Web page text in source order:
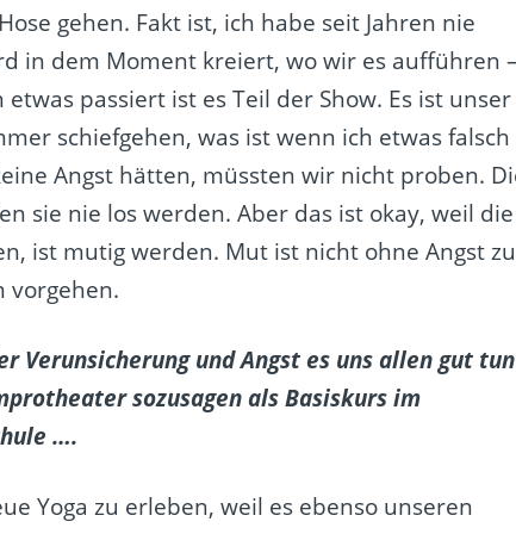
gehen. Fakt ist, ich habe seit Jahren nie
in dem Moment kreiert, wo wir es aufführen –
passiert ist es Teil der Show. Es ist unser
schiefgehen, was ist wenn ich etwas falsch
Angst hätten, müssten wir nicht proben.
sie nie los werden. Aber das ist okay, weil die
ist mutig werden. Mut ist nicht ohne Angst zu
vorgehen.
Verunsicherung und Angst es uns allen gut tun
sozusagen als Basiskurs im
….
Yoga zu erleben, weil es ebenso unseren